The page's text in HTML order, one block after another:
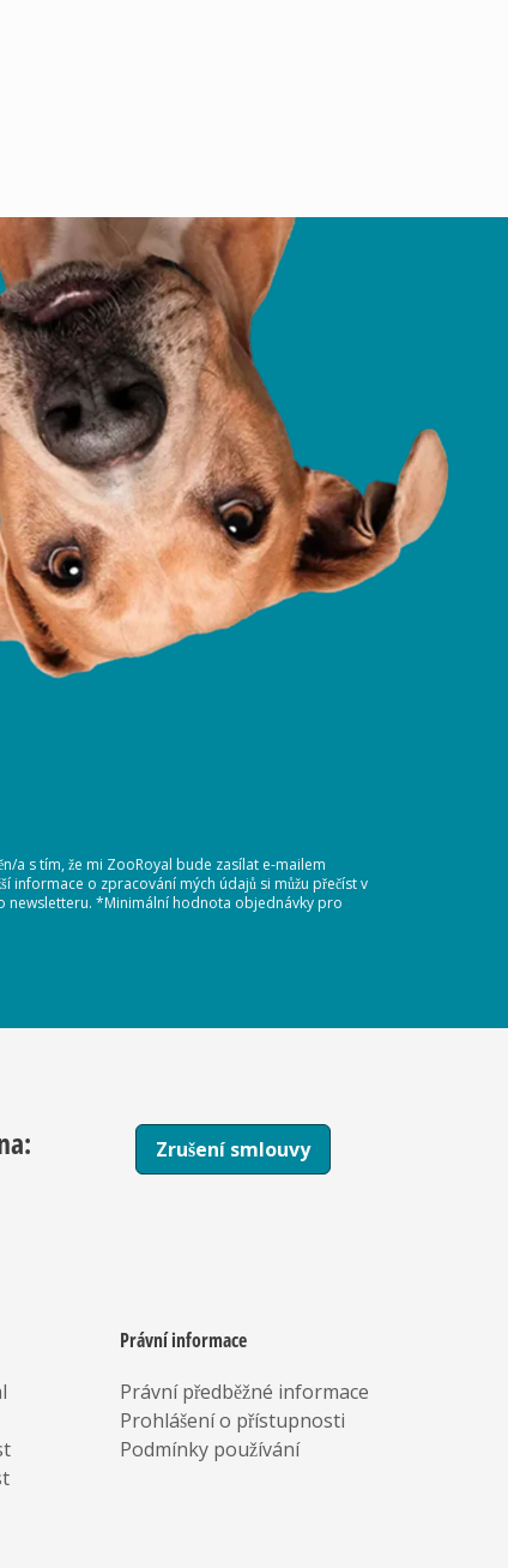
a s tím, že mi ZooRoyal bude zasílat e-mailem
informace o zpracování mých údajů si můžu přečíst v
newsletteru. *Minimální hodnota objednávky pro
Zrušení smlouvy
Právní informace
Právní předběžné informace
Prohlášení o přístupnosti
Podmínky používání